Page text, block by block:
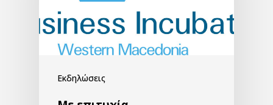
Εκδηλώσεις